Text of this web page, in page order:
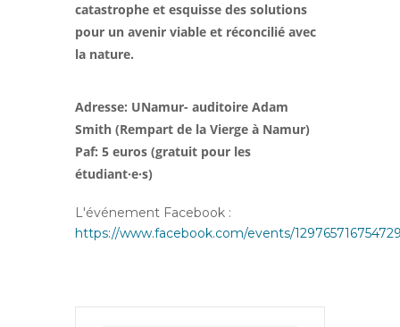
catastrophe et esquisse des solutions
pour un avenir viable et réconcilié avec
la nature.
Adresse: UNamur- auditoire Adam
Smith (Rempart de la Vierge à Namur)
Paf: 5 euros (gratuit pour les
étudiant·e·s)
L'événement Facebook :
https://www.facebook.com/events/